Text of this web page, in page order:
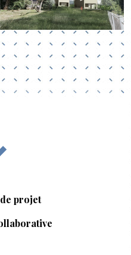
projet